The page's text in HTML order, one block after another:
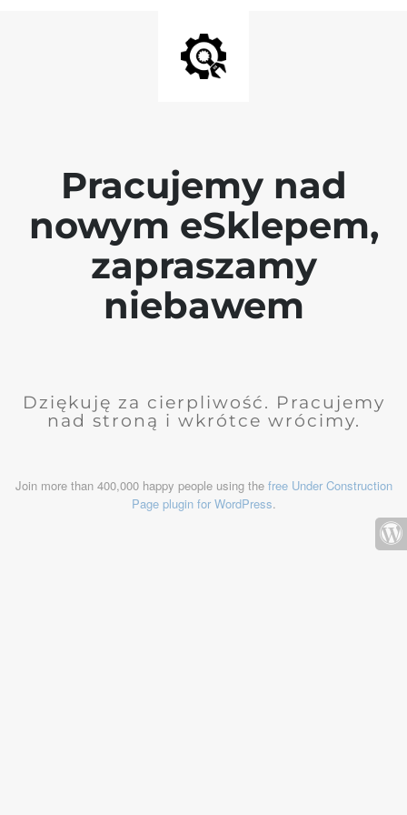
Pracujemy nad
nowym eSklepem,
zapraszamy
niebawem
Dziękuję za cierpliwość. Pracujemy
nad stroną i wkrótce wrócimy.
Join more than 400,000 happy people using the free Under Construction
Page plugin for WordPress.